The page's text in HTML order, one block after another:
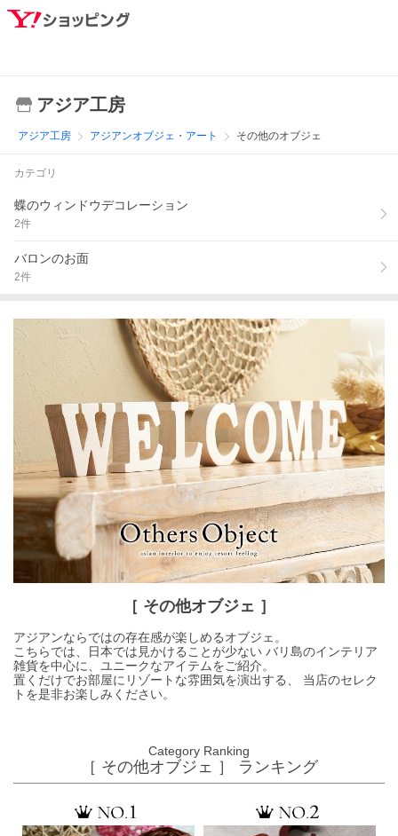
アジア工房
アジア工房 アジアンオブジェ・アート その他のオブジェ
カテゴリ
蝶のウィンドウデコレーション
2件
バロンのお面
2件
［ その他オブジェ ］
アジアンならではの存在感が楽しめるオブジェ。
こちらでは、日本では見かけることが少ない バリ島のインテリア
雑貨を中心に、ユニークなアイテムをご紹介。
置くだけでお部屋にリゾートな雰囲気を演出する、 当店のセレク
トを是非お楽しみください。
Category Ranking
［ その他オブジェ ］ ランキング